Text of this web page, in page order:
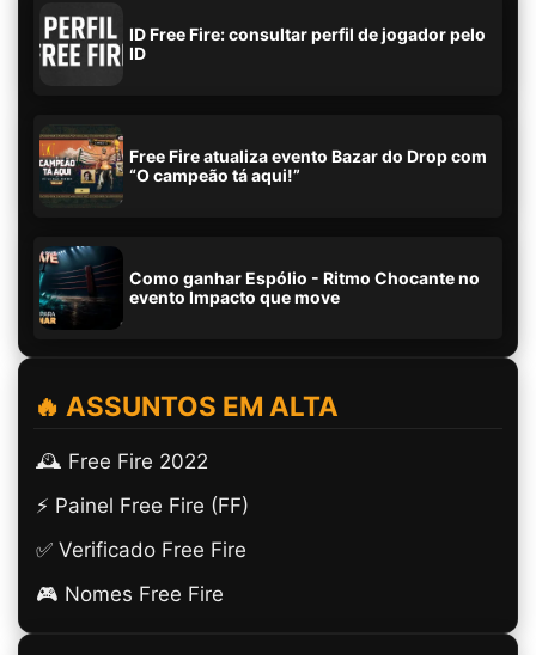
ID Free Fire: consultar perfil de jogador pelo
ID
Free Fire atualiza evento Bazar do Drop com
“O campeão tá aqui!”
Como ganhar Espólio - Ritmo Chocante no
evento Impacto que move
🔥 ASSUNTOS EM ALTA
🕰️ Free Fire 2022
⚡ Painel Free Fire (FF)
✅ Verificado Free Fire
🎮 Nomes Free Fire